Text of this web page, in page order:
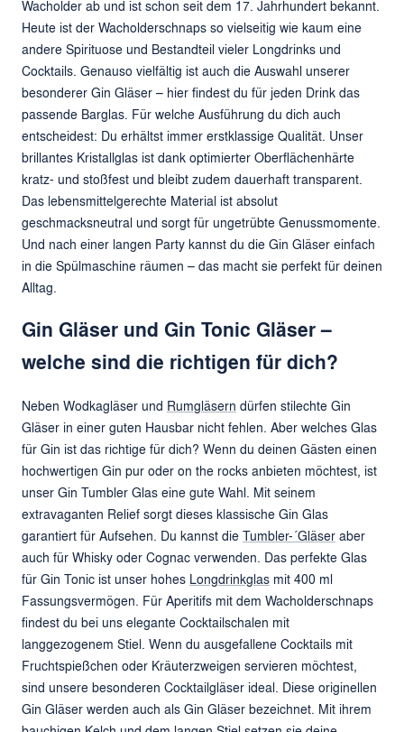
Wacholder ab und ist schon seit dem 17. Jahrhundert bekannt.
Heute ist der Wacholderschnaps so vielseitig wie kaum eine
andere Spirituose und Bestandteil vieler Longdrinks und
Cocktails. Genauso vielfältig ist auch die Auswahl unserer
besonderer Gin Gläser – hier findest du für jeden Drink das
passende Barglas. Für welche Ausführung du dich auch
entscheidest: Du erhältst immer erstklassige Qualität. Unser
brillantes Kristallglas ist dank optimierter Oberflächenhärte
kratz- und stoßfest und bleibt zudem dauerhaft transparent.
Das lebensmittelgerechte Material ist absolut
geschmacksneutral und sorgt für ungetrübte Genussmomente.
Und nach einer langen Party kannst du die Gin Gläser einfach
in die Spülmaschine räumen – das macht sie perfekt für deinen
Alltag.
Gin Gläser und Gin Tonic Gläser –
welche sind die richtigen für dich?
Neben Wodkagläser und Rumgläsern dürfen stilechte Gin
Gläser in einer guten Hausbar nicht fehlen. Aber welches Glas
für Gin ist das richtige für dich? Wenn du deinen Gästen einen
hochwertigen Gin pur oder on the rocks anbieten möchtest, ist
unser Gin Tumbler Glas eine gute Wahl. Mit seinem
extravaganten Relief sorgt dieses klassische Gin Glas
garantiert für Aufsehen. Du kannst die Tumbler-´Gläser aber
auch für Whisky oder Cognac verwenden. Das perfekte Glas
für Gin Tonic ist unser hohes Longdrinkglas mit 400 ml
Fassungsvermögen. Für Aperitifs mit dem Wacholderschnaps
findest du bei uns elegante Cocktailschalen mit
langgezogenem Stiel. Wenn du ausgefallene Cocktails mit
Fruchtspießchen oder Kräuterzweigen servieren möchtest,
sind unsere besonderen Cocktailgläser ideal. Diese originellen
Gin Gläser werden auch als Gin Gläser bezeichnet. Mit ihrem